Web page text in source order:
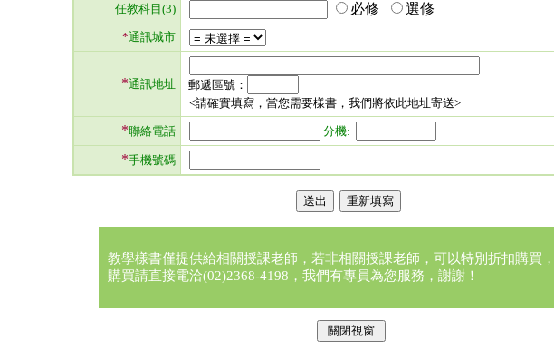
任教科目(3) 必修 選修
*通訊城市
*通訊地址
郵遞區號：
<請確實填寫，當您需要樣書，我們將依此地址寄送>
*聯絡電話 分機:
*手機號碼
教學樣書僅提供給相關授課老師，若非相關授課老師，可以特別折扣購買
購買請直接電洽(02)2368-4198，我們有專員為您服務，謝謝！